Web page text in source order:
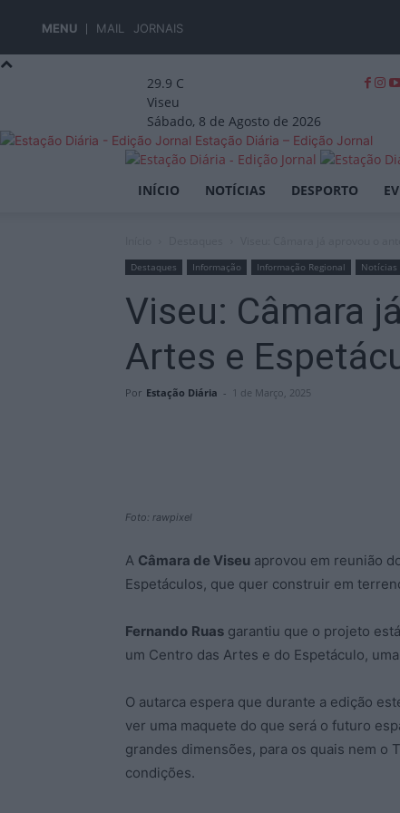
MENU MAIL JORNAIS
29.9 C
Viseu
Sábado, 8 de Agosto de 2026
Estação Diária – Edição Jornal
INÍCIO NOTÍCIAS DESPORTO
Destaques Informação Informação Regional Notícias
Viseu: Câmara
Artes e
Por Estação Diária - 1 de Março, 2025
Foto: rawpixel
A Câmara de Viseu aprovou em reunião
Espetáculos, que quer construir em
Fernando Ruas garantiu que o projeto
um Centro das Artes e do Espetáculo,
O autarca espera que durante a edição
ver uma maquete do que será o futuro
grandes dimensões, para os quais nem o
condições.